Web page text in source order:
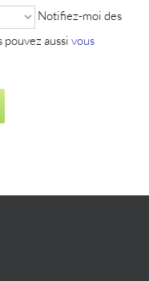
Notifiez-moi des
aussi vous